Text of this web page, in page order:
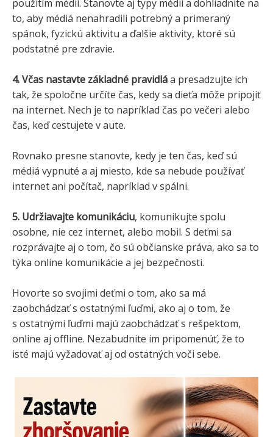
použitím médií. Stanovte aj typy médií a dohliadnite na
to, aby médiá nenahradili potrebný a primeraný
spánok, fyzickú aktivitu a ďalšie aktivity, ktoré sú
podstatné pre zdravie.
4. Včas nastavte základné pravidláa presadzujte ich
tak, že spoločne určíte čas, kedy sa dieťa môže pripojiť
na internet. Nech je to napríklad čas po večeri alebo
čas, keď cestujete v aute.
Rovnako presne stanovte, kedy je ten čas, keď sú
médiá vypnuté a aj miesto, kde sa nebude používať
internet ani počítač, napríklad v spálni.
5. Udržiavajte komunikáciu, komunikujte spolu
osobne, nie cez internet, alebo mobil. S deťmi sa
rozprávajte aj o tom, čo sú občianske práva, ako sa to
týka online komunikácie a jej bezpečnosti.
Hovorte so svojimi deťmi o tom, ako sa má
zaobchádzať s ostatnými ľuďmi, ako aj o tom, že
s ostatnými ľuďmi majú zaobchádzať s rešpektom,
online aj offline. Nezabudnite im pripomenúť, že to
isté majú vyžadovať aj od ostatných voči sebe.